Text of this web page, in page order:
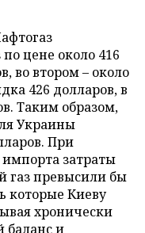
цене около 416
во втором – около
426 долларов, в
Таким образом,
Украины
При
затраты
газ превысили бы
которые Киеву
хронически
и